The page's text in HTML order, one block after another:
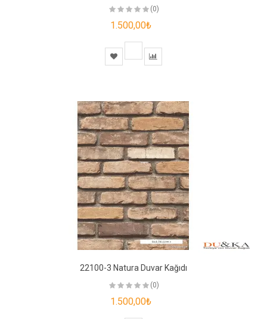
(0)
1.500,00₺
22100-3 Natura Duvar Kağıdı
(0)
1.500,00₺